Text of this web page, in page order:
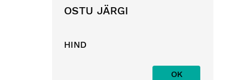
OSTU JÄRGI
HIND
OK